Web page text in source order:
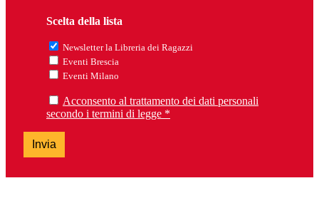
Scelta della lista
Newsletter la Libreria dei Ragazzi
Eventi Brescia
Eventi Milano
Acconsento al trattamento dei dati personali
secondo i termini di legge *
Invia